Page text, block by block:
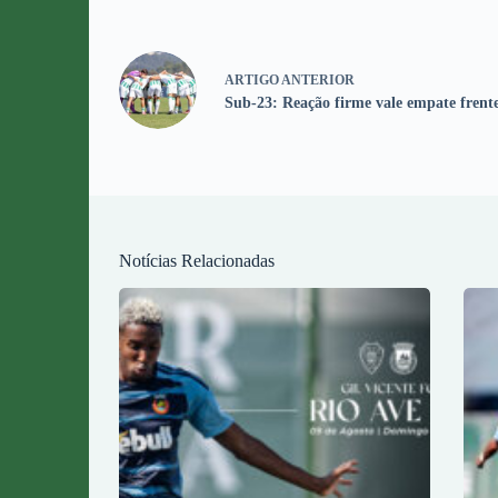
ARTIGO ANTERIOR
Sub-23: Reação firme vale empate
Notícias Relacionadas